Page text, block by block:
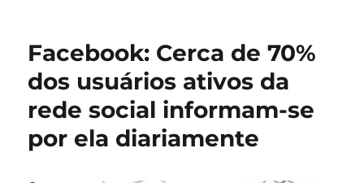
Facebook: Cerca de 70%
dos usuários ativos da
rede social informam-se
por ela diariamente